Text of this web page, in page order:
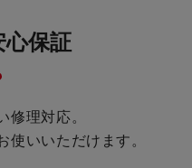
心保証
修理対応。
使いいただけます。